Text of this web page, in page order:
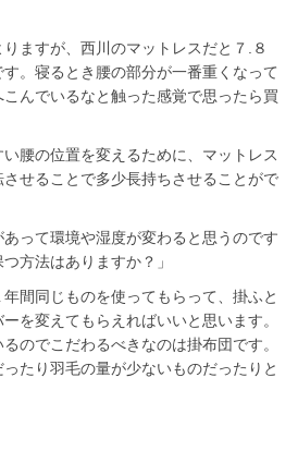
ますが、西川のマットレスだと７.８
。寝るとき腰の部分が一番重くなって
んでいるなと触った感覚で思ったら買
腰の位置を変えるために、マットレス
せることで多少長持ちさせることがで
って環境や湿度が変わると思うのです
方法はありますか？」
間同じものを使ってもらって、掛ふと
を変えてもらえればいいと思います。
のでこだわるべきなのは掛布団です。
たり羽毛の量が少ないものだったりと